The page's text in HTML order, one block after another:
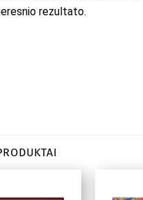
rezultato.